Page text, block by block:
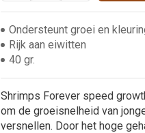
Ondersteunt groei en
Rijk aan eiwitten
40 gr.
Shrimps Forever speed
om de groeisnelheid van
versnellen. Door het hoge